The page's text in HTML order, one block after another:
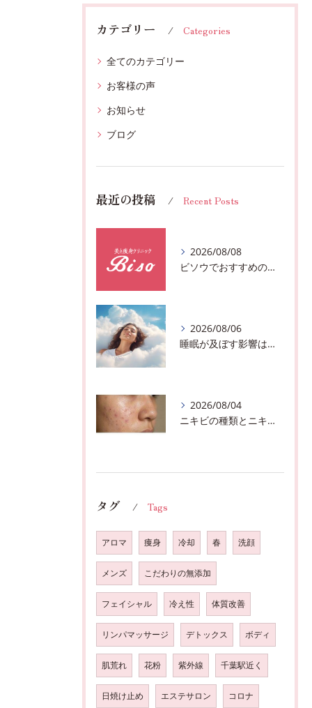
カテゴリー Categories
全てのカテゴリー
お客様の声
お知らせ
ブログ
最近の投稿 Recent Posts
2026/08/08
ビソウでおすすめのフェースビューティーの洗顔♪千葉市中央区フルハンドで体質、姿勢改善！！
2026/08/06
睡眠が及ぼす影響は？千葉市おすすめメニュー全身リンパマッサージで全身スッキリ♪
2026/08/04
ニキビの種類とニキビを作らないスキンケア方法♪千葉市中央区フェイシャルエステサロン
タグ Tags
アロマ 痩身 冷却 春 洗顔
メンズ こだわりの無添加
フェイシャル 冷え性 体質改善
リンパマッサージ デトックス ボディ
肌荒れ 花粉 紫外線 千葉駅近く
日焼け止め エステサロン コロナ